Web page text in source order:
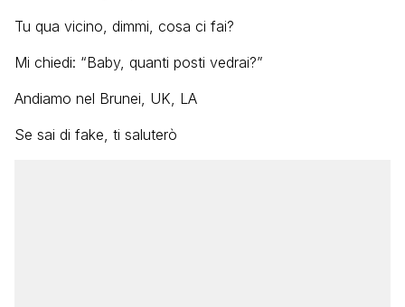
Tu qua vicino, dimmi, cosa ci fai?
Mi chiedi: “Baby, quanti posti vedrai?”
Andiamo nel Brunei, UK, LA
Se sai di fake, ti saluterò